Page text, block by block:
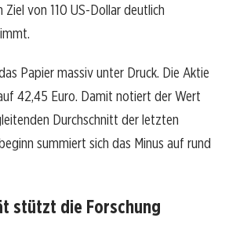
von 110 US-Dollar deutlich
Papier massiv unter Druck. Die Aktie
42,45 Euro. Damit notiert der Wert
Durchschnitt der letzten
summiert sich das Minus auf rund
stützt die Forschung